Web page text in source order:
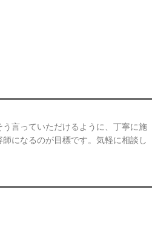
う言っていただけるように、丁寧に施
になるのが目標です。気軽に相談し